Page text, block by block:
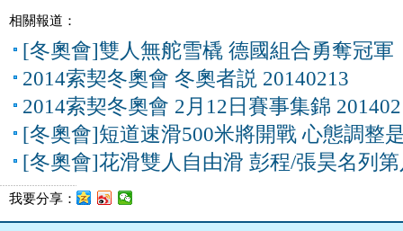
相關報道：
[冬奧會]雙人無舵雪橇 德國組合勇奪冠軍
2014索契冬奧會 冬奧者説 20140213
2014索契冬奧會 2月12日賽事集錦
[冬奧會]短道速滑500米將開戰 心態調整
[冬奧會]花滑雙人自由滑 彭程/張昊名列
我要分享：